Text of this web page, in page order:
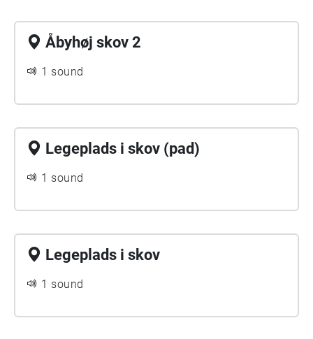
Åbyhøj skov 2
1 sound
Legeplads i skov (pad)
1 sound
Legeplads i skov
1 sound